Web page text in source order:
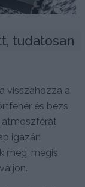
tudatosan
visszahozza a
és bézs
atmoszférát
igazán
meg, mégis